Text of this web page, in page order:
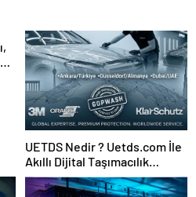
UETDS Nedir ? Uetds.com İle
Akıllı Dijital Taşımacılık
Yazılımı